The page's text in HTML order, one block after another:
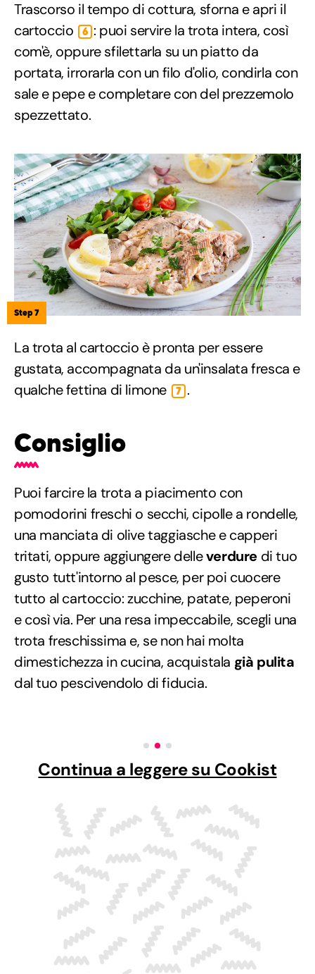
Trascorso il tempo di cottura, sforna e apri il
cartoccio
6 : puoi servire la trota intera, così
com'è, oppure sfilettarla su un piatto da
portata, irrorarla con un filo d'olio, condirla con
sale e pepe e completare con del prezzemolo
spezzettato.
Step 7
La trota al cartoccio è pronta per essere
gustata, accompagnata da un'insalata fresca e
qualche fettina di limone
7 .
Consiglio
Puoi farcire la trota a piacimento con
pomodorini freschi o secchi, cipolle a rondelle,
una manciata di olive taggiasche e capperi
tritati, oppure aggiungere delleverdure di tuo
gusto tutt'intorno al pesce, per poi cuocere
tutto al cartoccio: zucchine, patate, peperoni
e così via. Per una resa impeccabile, scegli una
trota freschissima e, se non hai molta
dimestichezza in cucina, acquistala già pulita
dal tuo pescivendolo di fiducia.
Continua a leggere su Cookist